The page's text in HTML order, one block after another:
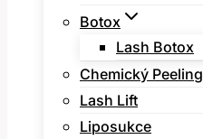
Botox
Lash Botox
Chemický Peeling
Lash Lift
Liposukce